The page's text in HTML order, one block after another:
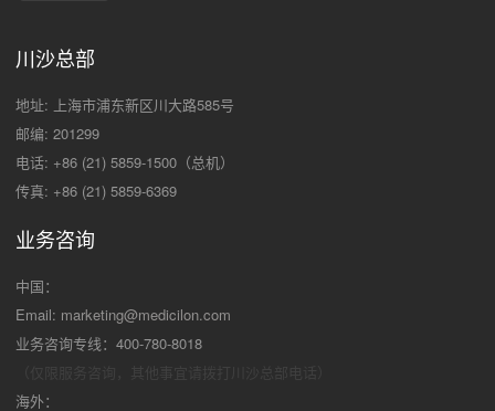
川沙总部
地址: 上海市浦东新区川大路585号
邮编: 201299
电话: +86 (21) 5859-1500（总机）
传真: +86 (21) 5859-6369
业务咨询
中国：
Email: marketing@medicilon.com
业务咨询专线：400-780-8018
海外：